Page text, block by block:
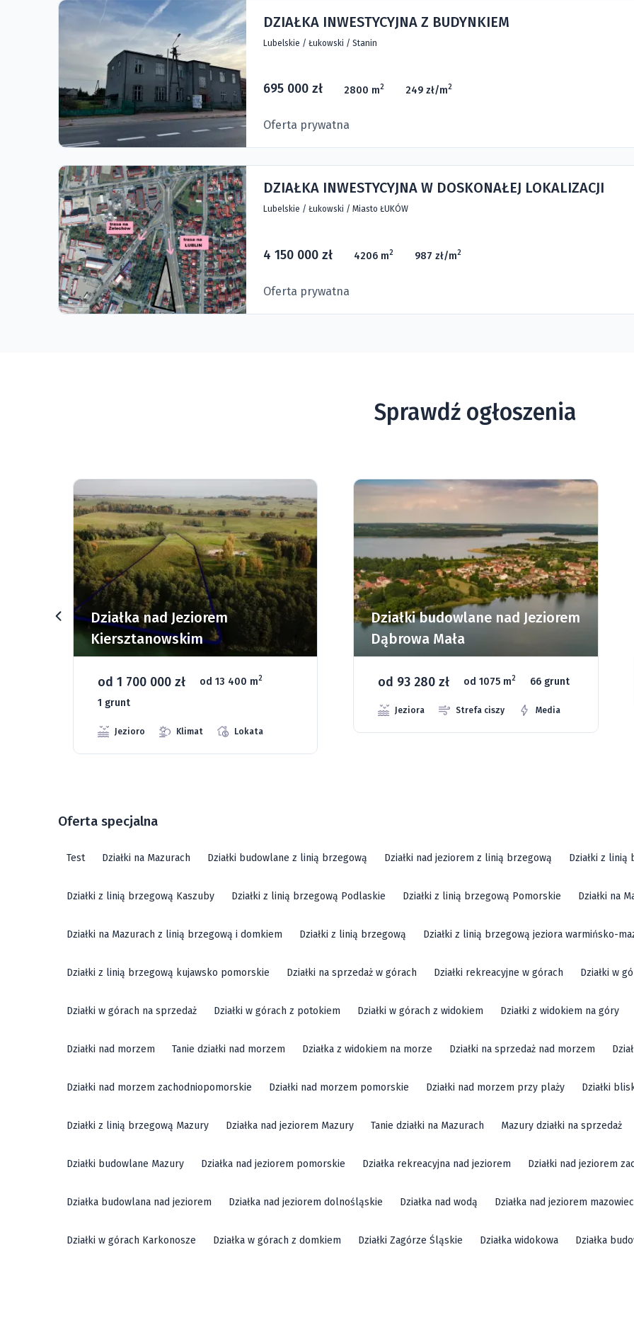
DZIAŁKA INWESTYCYJNA Z BUDYNKIEM
Lubelskie / Łukowski / Stanin
695 000 zł 2800 m2 249 zł/m2
Oferta prywatna
DZIAŁKA INWESTYCYJNA W DOSKONAŁEJ LOKALIZACJI
Lubelskie / Łukowski / Miasto ŁUKÓW
4 150 000 zł 4206 m2 987 zł/m2
Oferta prywatna
Sprawdź ogłoszenia
Działka nad Jeziorem
Kiersztanowskim
od 1 700 000 zł od 13 400 m2
1 grunt
Jezioro Klimat Lokata
Działki budowlane nad Jeziorem
Dąbrowa Mała
od 93 280 zł od 1075 m2 66 grunt
Jeziora Strefa ciszy Media
Oferta specjalna
Test Działki na Mazurach Działki budowlane z linią brzegową Działki nad jeziorem z linią brzegową Działki z linią
Działki z linią brzegową Kaszuby Działki z linią brzegową Podlaskie Działki z linią brzegową Pomorskie Działki na
Działki na Mazurach z linią brzegową i domkiem Działki z linią brzegową Działki z linią brzegową jeziora warmińsko-
Działki z linią brzegową kujawsko pomorskie Działki na sprzedaż w górach Działki rekreacyjne w górach Działki w
Działki w górach na sprzedaż Działki w górach z potokiem Działki w górach z widokiem Działki z widokiem na góry
Działki nad morzem Tanie działki nad morzem Działka z widokiem na morze Działki na sprzedaż nad morzem
Działki nad morzem zachodniopomorskie Działki nad morzem pomorskie Działki nad morzem przy plaży Działki
Działki z linią brzegową Mazury Działka nad jeziorem Mazury Tanie działki na Mazurach Mazury działki na sprzedaż
Działki budowlane Mazury Działka nad jeziorem pomorskie Działka rekreacyjna nad jeziorem Działki nad jeziorem
Działka budowlana nad jeziorem Działka nad jeziorem dolnośląskie Działka nad wodą Działka nad jeziorem
Działki w górach Karkonosze Działka w górach z domkiem Działki Zagórze Śląskie Działka widokowa Działka